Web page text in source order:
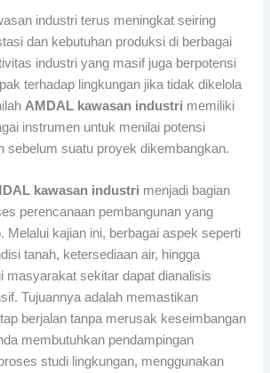
industri terus meningkat seiring
dan kebutuhan produksi di berbagai
industri yang masif juga berpotensi
terhadap lingkungan jika tidak dikelola
AMDAL kawasan industri memiliki
instrumen untuk menilai potensi
sebelum suatu proyek dikembangkan.
kawasan industri menjadi bagian
perencanaan pembangunan yang
Melalui kajian ini, berbagai aspek seperti
tanah, ketersediaan air, hingga
masyarakat sekitar dapat dianalisis
Tujuannya adalah memastikan
berjalan tanpa merusak keseimbangan
membutuhkan pendampingan
studi lingkungan, menggunakan